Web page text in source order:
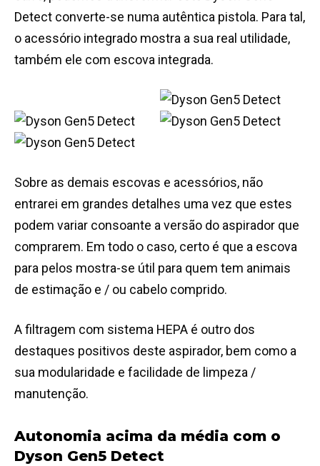
Detect converte-se numa autêntica pistola. Para tal,
o acessório integrado mostra a sua real utilidade,
também ele com escova integrada.
Sobre as demais escovas e acessórios, não
entrarei em grandes detalhes uma vez que estes
podem variar consoante a versão do aspirador que
comprarem. Em todo o caso, certo é que a escova
para pelos mostra-se útil para quem tem animais
de estimação e / ou cabelo comprido.
A filtragem com sistema HEPA é outro dos
destaques positivos deste aspirador, bem como a
sua modularidade e facilidade de limpeza /
manutenção.
Autonomia acima da média com o
Dyson Gen5 Detect